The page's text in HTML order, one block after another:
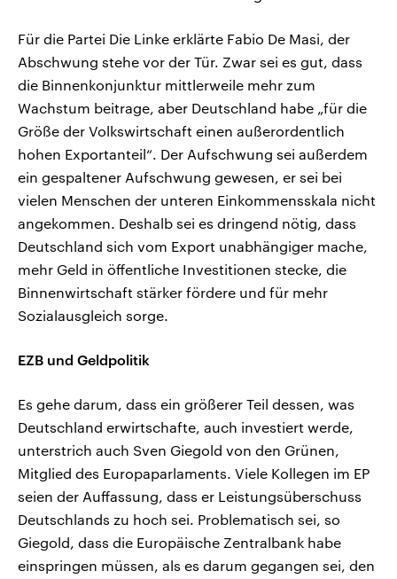
Für die Partei Die Linke erklärte Fabio De Masi, der
Abschwung stehe vor der Tür. Zwar sei es gut, dass
die Binnenkonjunktur mittlerweile mehr zum
Wachstum beitrage, aber Deutschland habe „für die
Größe der Volkswirtschaft einen außerordentlich
hohen Exportanteil“. Der Aufschwung sei außerdem
ein gespaltener Aufschwung gewesen, er sei bei
vielen Menschen der unteren Einkommensskala nicht
angekommen. Deshalb sei es dringend nötig, dass
Deutschland sich vom Export unabhängiger mache,
mehr Geld in öffentliche Investitionen stecke, die
Binnenwirtschaft stärker fördere und für mehr
Sozialausgleich sorge.
EZB und Geldpolitik
Es gehe darum, dass ein größerer Teil dessen, was
Deutschland erwirtschafte, auch investiert werde,
unterstrich auch Sven Giegold von den Grünen,
Mitglied des Europaparlaments. Viele Kollegen im EP
seien der Auffassung, dass er Leistungsüberschuss
Deutschlands zu hoch sei. Problematisch sei, so
Giegold, dass die Europäische Zentralbank habe
einspringen müssen, als es darum gegangen sei, den